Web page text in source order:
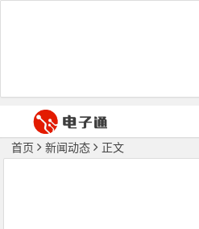
首页 新闻动态 正文